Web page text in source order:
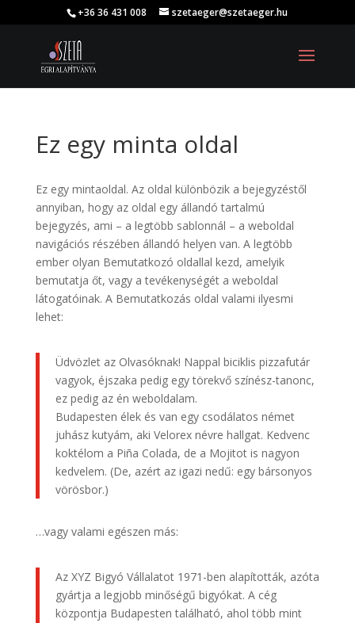
+36 36 431 008 szetaeger@szetaeger.hu
Ez egy minta oldal
Ez egy mintaoldal. Az oldal különbözik a bejegyzéstől
annyiban, hogy az oldal egy állandó tartalmú
bejegyzés, ami – a legtöbb sablonnál – a weboldal
navigációs részében állandó helyen van. A legtöbb
ember olyan Bemutatkozó oldallal kezd, amelyik
bemutatja őt, vagy a tevékenységét a weboldal
látogatóinak. A Bemutatkozás oldal valami ilyesmi
lehet:
Üdvözlet az Olvasóknak! Nappal biciklis pizzafutár
vagyok, éjszaka pedig egy törekvő színész-tanonc,
ez pedig az én weboldalam.
Budapesten élek és van egy csodálatos német
juhász kutyám, aki Velorex névre hallgat. Kedvenc
koktélom a Piña Colada, de a Mojitot is nagyon
kedvelem. (De, azért az igazi nedű: egy bársonyos
vörösbor.)
…vagy valami egészen más:
Az XYZ Bigyó Vállalatot 1971-ben alapították, azóta
gyártja a legjobb minőségű bigyókat. A cég
központja Budapesten található, ahol több mint